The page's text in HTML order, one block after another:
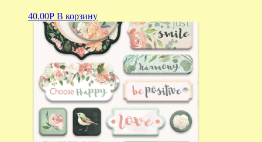
40.00Р В корзину